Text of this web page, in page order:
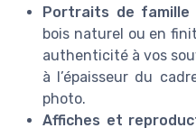
Portraits de famille
bois naturel ou en
authenticité à vos
à l’épaisseur du
photo.
Affiches et